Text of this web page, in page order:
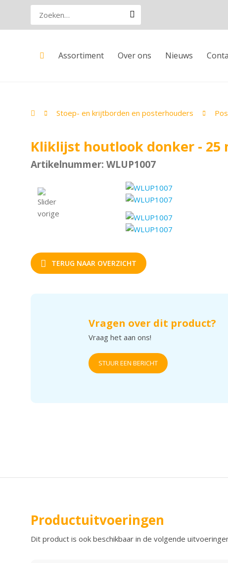
Assortiment Over ons Nieuws
Stoep- en krijtborden en posterhouders
Kliklijst houtlook donker - 25
Artikelnummer: WLUP1007
TERUG NAAR OVERZICHT
Vragen over dit product?
Vraag het aan ons!
STUUR EEN BERICHT
Productuitvoeringen
Dit product is ook beschikbaar in de volgende